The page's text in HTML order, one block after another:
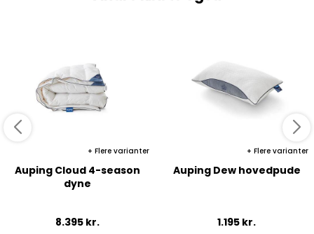
Flere varianter
Auping Cloud 4-season
dyne
8.395 kr.
Flere varianter
Auping Dew hovedpude
1.195 kr.